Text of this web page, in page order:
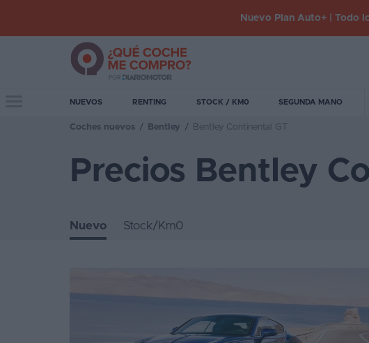
Suscripción
Nuevo Plan Auto+ | Todo
NUEVOS RENTING STOCK / KM0 SEGUNDA MANO
Coches nuevos / Bentley / Bentley Continental GT
Precios Bentley
Nuevo Stock/Km0